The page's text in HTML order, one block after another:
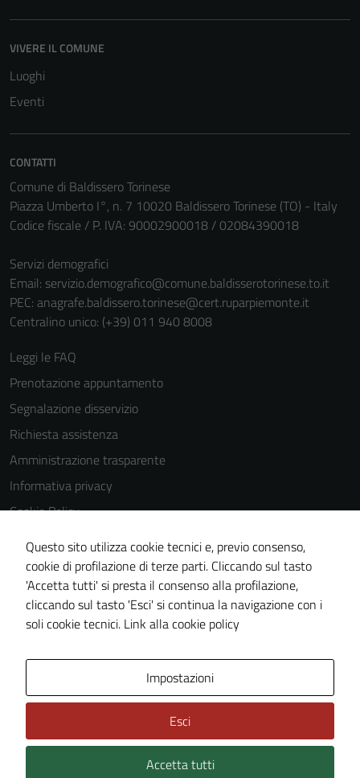
VIVERE IL COMUNE
Luoghi
Eventi
CONTATTI
Comune di Baldissero Torinese
Piazza Umberto I°, n. 7 10020 Baldissero Torinese (TO) - Italy
Codice fiscale / P. IVA: 90002900018 / 02084390018
Servizi demografici
Email: servizio.demografico@comune.baldisserotorinese.to.it
PEC: anagrafe.baldissero.torinese@cert.ruparpiemonte.it
Centralino unico: (+39) 011 940 8008
Leggi le FAQ
Prenotazione appuntamento
Segnalazione disservizio
Richiesta assistenza
Amministrazione trasparente
Informativa privacy
Cookie Policy
Note legali
Dichiarazione di accessibilità
Meccanismo di feedback
Piano di miglioramento del sito
Technical Design s.r.l.
Questo sito utilizza cookie tecnici e, previo consenso,
cookie di profilazione di terze parti. Cliccando sul tasto
'Accetta tutti' si presta il consenso alla profilazione,
cliccando sul tasto 'Esci' si continua la navigazione con i
soli cookie tecnici. Link alla cookie policy
Impostazioni
Esci
Accetta tutti